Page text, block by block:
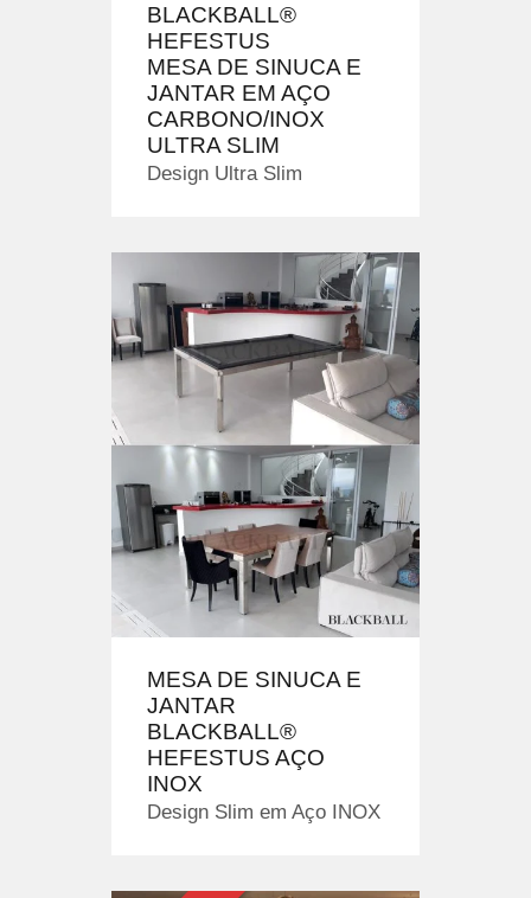
BLACKBALL®
HEFESTUS
MESA DE SINUCA E
JANTAR EM AÇO
CARBONO/INOX
ULTRA SLIM
Design Ultra Slim
MESA DE SINUCA E
JANTAR
BLACKBALL®
HEFESTUS AÇO
INOX
Design Slim em Aço INOX